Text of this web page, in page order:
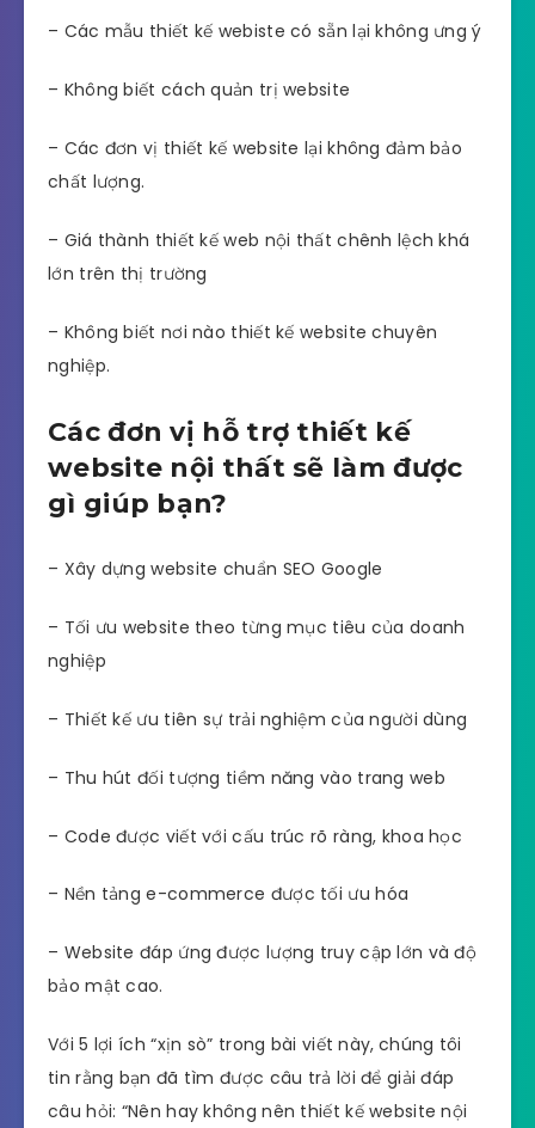
– Các mẫu thiết kế webiste có sẵn lại không ưng ý
– Không biết cách quản trị website
– Các đơn vị thiết kế website lại không đảm bảo
chất lượng.
– Giá thành thiết kế web nội thất chênh lệch khá
lớn trên thị trường
– Không biết nơi nào thiết kế website chuyên
nghiệp.
Các đơn vị hỗ trợ thiết kế
website nội thất sẽ làm được
gì giúp bạn?
– Xây dựng website chuẩn SEO Google
– Tối ưu website theo từng mục tiêu của doanh
nghiệp
– Thiết kế ưu tiên sự trải nghiệm của người dùng
– Thu hút đối tượng tiềm năng vào trang web
– Code được viết với cấu trúc rõ ràng, khoa học
– Nền tảng e-commerce được tối ưu hóa
– Website đáp ứng được lượng truy cập lớn và độ
bảo mật cao.
Với 5 lợi ích “xịn sò” trong bài viết này, chúng tôi
tin rằng bạn đã tìm được câu trả lời để giải đáp
câu hỏi: “Nên hay không nên thiết kế website nội